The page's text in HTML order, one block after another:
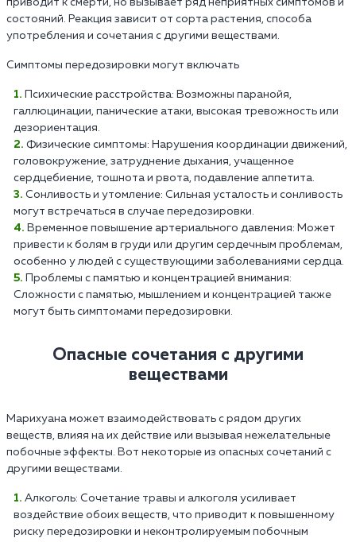
приводит к смерти, но вызывает ряд неприятных симптомов и
состояний. Реакция зависит от сорта растения, способа
употребления и сочетания с другими веществами.
Симптомы передозировки могут включать
Психические расстройства: Возможны паранойя,
галлюцинации, панические атаки, высокая тревожность или
дезориентация.
Физические симптомы: Нарушения координации движений,
головокружение, затруднение дыхания, учащенное
сердцебиение, тошнота и рвота, подавление аппетита.
Сонливость и утомление: Сильная усталость и сонливость
могут встречаться в случае передозировки.
Временное повышение артериального давления: Может
привести к болям в груди или другим сердечным проблемам,
особенно у людей с существующими заболеваниями сердца.
Проблемы с памятью и концентрацией внимания:
Сложности с памятью, мышлением и концентрацией также
могут быть симптомами передозировки.
Опасные сочетания с другими
веществами
Марихуана может взаимодействовать с рядом других
веществ, влияя на их действие или вызывая нежелательные
побочные эффекты. Вот некоторые из опасных сочетаний с
другими веществами.
Алкоголь: Сочетание травы и алкоголя усиливает
воздействие обоих веществ, что приводит к повышенному
риску передозировки и неконтролируемым побочным